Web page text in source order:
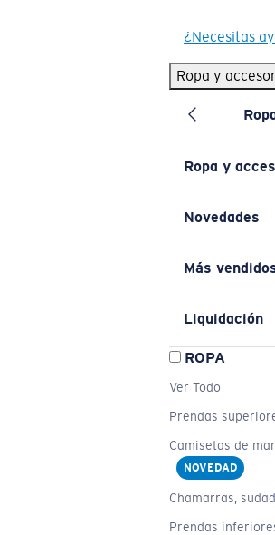
¿Necesitas
Ropa y
Ropa y
Novedades
Más
Liquidación
ROPA
Ver Todo
Prendas
Camisetas de
NOVEDAD
Chamarras,
Prendas